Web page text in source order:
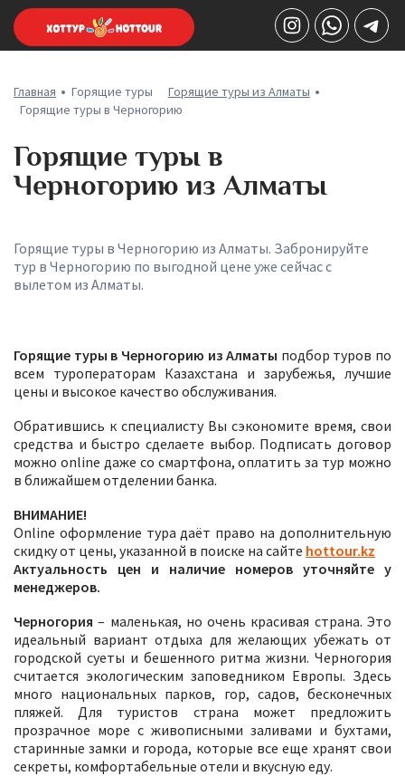
Главная Горящие туры
Горящие туры из Алматы
Горящие туры в Черногорию
Горящие туры в
Черногорию из Алматы
Горящие туры в Черногорию из Алматы. Забронируйте
тур в Черногорию по выгодной цене уже сейчас с
вылетом из Алматы.
Горящие туры в Черногорию из Алматы подбор туров по
всем туроператорам Казахстана и зарубежья, лучшие
цены и высокое качество обслуживания.
Обратившись к специалисту Вы сэкономите время, свои
средства и быстро сделаете выбор. Подписать договор
можно online даже со смартфона, оплатить за тур можно
в ближайшем отделении банка.
ВНИМАНИЕ!
Online оформление тура даёт право на дополнительную
скидку от цены, указанной в поиске на сайте hottour.kz
Актуальность цен и наличие номеров уточняйте у
менеджеров.
Черногория – маленькая, но очень красивая страна. Это
идеальный вариант отдыха для желающих убежать от
городской суеты и бешенного ритма жизни. Черногория
считается экологическим заповедником Европы. Здесь
много национальных парков, гор, садов, бесконечных
пляжей. Для туристов страна может предложить
прозрачное море с живописными заливами и бухтами,
старинные замки и города, которые все еще хранят свои
секреты, комфортабельные отели и вкусную еду.